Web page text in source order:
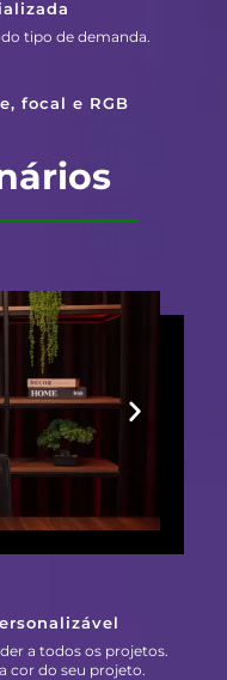
tipo de demanda.
focal e RGB
a todos os projetos.
cor do seu projeto.